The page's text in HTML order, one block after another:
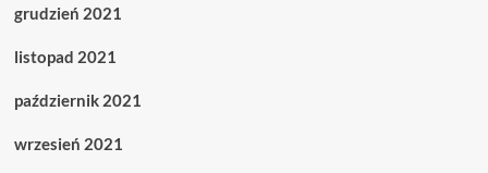
grudzień 2021
listopad 2021
październik 2021
wrzesień 2021